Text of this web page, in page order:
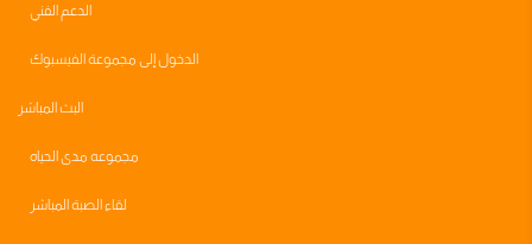
الدعم الفني
الدخول إلى مجموعة الفيسبوك
البث المباشر
مجموعه مدى الحياه
لقاء الصبة المباشر